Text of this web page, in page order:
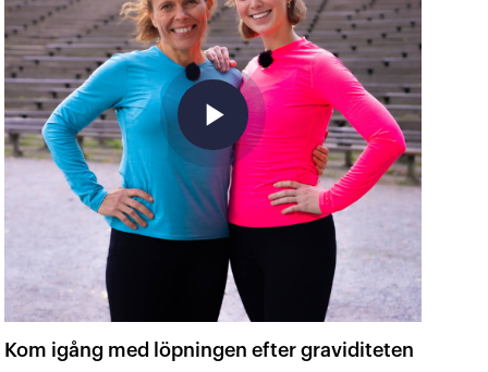
play_arrow
Kom igång med löpningen efter graviditeten